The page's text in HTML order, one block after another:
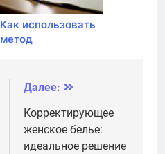
Как использовать
метод
эффективности
обучения
Далее:
Корректирующее
женское белье:
идеальное решение